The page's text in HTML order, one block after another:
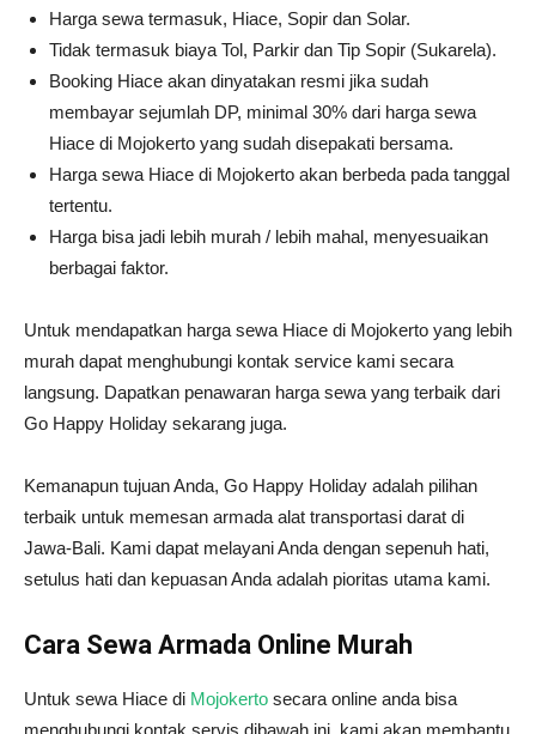
Harga sewa termasuk, Hiace, Sopir dan Solar.
Tidak termasuk biaya Tol, Parkir dan Tip Sopir (Sukarela).
Booking Hiace akan dinyatakan resmi jika sudah
membayar sejumlah DP, minimal 30% dari harga sewa
Hiace di Mojokerto yang sudah disepakati bersama.
Harga sewa Hiace di Mojokerto akan berbeda pada tanggal
tertentu.
Harga bisa jadi lebih murah / lebih mahal, menyesuaikan
berbagai faktor.
Untuk mendapatkan harga sewa Hiace di Mojokerto yang lebih
murah dapat menghubungi kontak service kami secara
langsung. Dapatkan penawaran harga sewa yang terbaik dari
Go Happy Holiday sekarang juga.
Kemanapun tujuan Anda, Go Happy Holiday adalah pilihan
terbaik untuk memesan armada alat transportasi darat di
Jawa-Bali. Kami dapat melayani Anda dengan sepenuh hati,
setulus hati dan kepuasan Anda adalah pioritas utama kami.
Cara Sewa Armada Online Murah
Untuk sewa Hiace di Mojokerto secara online anda bisa